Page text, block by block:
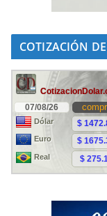
COTIZACIÓN